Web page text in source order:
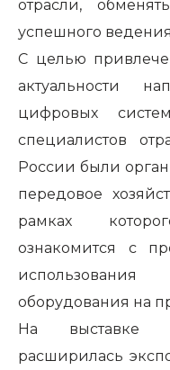
отрасли,
успешного
С целью
актуальности
цифровых
специалистов
России были
передовое
рамках
ознакомится с
оборудования на
На
расширилась